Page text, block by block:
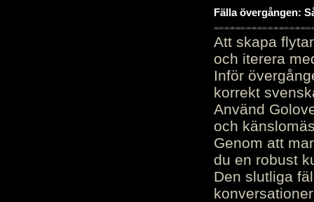
Fälla övergången:
Att skapa
och iterera
Inför
korrekt
Använd
och
Genom att
du en robust
Den slutliga